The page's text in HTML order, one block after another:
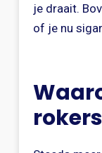
je draait.
of je nu